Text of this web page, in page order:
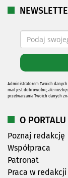
Administratorem Twoich danych
mail jest dobrowolne, ale
przetwarzania Twoich danych
O PORTALU
Poznaj redakcję
Współpraca
Patronat
Praca w redakcji